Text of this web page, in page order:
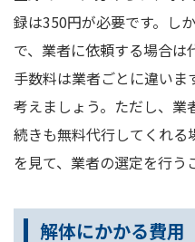
録は350円が必要です。し
で、業者に依頼する場合は
手数料は業者ごとに違いま
考えましょう。ただし、業
続きも無料代行してくれる
を見て、業者の選定を行う
解体にかかる費用